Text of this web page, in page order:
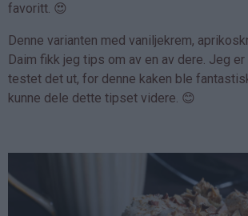
favoritt. 😍
Denne varianten med vaniljekrem,
Daim fikk jeg tips om av en av dere. Jeg
testet det ut, for denne kaken ble
kunne dele dette tipset videre. 😊